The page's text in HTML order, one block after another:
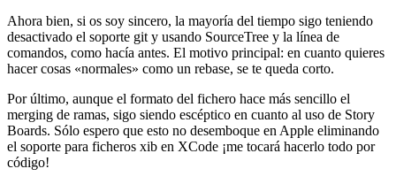
Ahora bien, si os soy sincero, la mayoría del tiempo sigo teniendo
desactivado el soporte git y usando SourceTree y la línea de
comandos, como hacía antes. El motivo principal: en cuanto quieres
hacer cosas «normales» como un rebase, se te queda corto.
Por último, aunque el formato del fichero hace más sencillo el
merging de ramas, sigo siendo escéptico en cuanto al uso de Story
Boards. Sólo espero que esto no desemboque en Apple eliminando
el soporte para ficheros xib en XCode ¡me tocará hacerlo todo por
código!